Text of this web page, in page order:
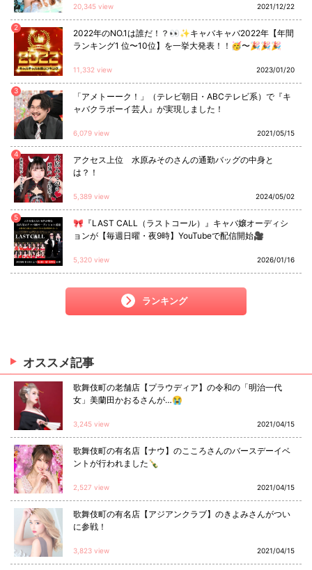
20,345 view 2021/12/22
2
2022年のNO.1は誰だ！？👀✨キャバキャバ2022年【年間
ランキング1 位〜10位】を一挙大発表！！🥳〜🎉🎉🎉
11,332 view 2023/01/20
3
「アメトーーク！」（テレビ朝日・ABCテレビ系）で『キ
ャバクラボーイ芸人』が実現しました！
6,079 view 2021/05/15
4
アクセス上位 水原みそのさんの通勤バッグの中身と
は？！
5,389 view 2024/05/02
5
🎀『LAST CALL（ラストコール）』キャバ嬢オーディシ
ョンが【毎週日曜・夜9時】YouTubeで配信開始🎥
5,320 view 2026/01/16
ランキング
オススメ記事
歌舞伎町の老舗店【プラウディア】の令和の「明治一代
女」美蘭田かおるさんが…😭
3,245 view 2021/04/15
歌舞伎町の有名店【ナウ】のこころさんのバースデーイベ
ントが行われました🍾
2,527 view 2021/04/15
歌舞伎町の有名店【アジアンクラブ】のきよみさんがつい
に参戦！
3,823 view 2021/04/15